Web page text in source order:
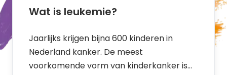
Wat is leukemie?
Jaarlijks krijgen bijna 600 kinderen in
Nederland kanker. De meest
voorkomende vorm van kinderkanker is